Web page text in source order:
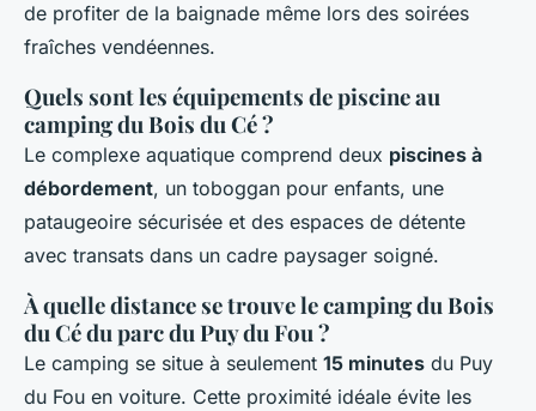
de profiter de la baignade même lors des soirées
fraîches vendéennes.
Quels sont les équipements de piscine au
camping du Bois du Cé ?
Le complexe aquatique comprend deux piscines à
débordement, un toboggan pour enfants, une
pataugeoire sécurisée et des espaces de détente
avec transats dans un cadre paysager soigné.
À quelle distance se trouve le camping du Bois
du Cé du parc du Puy du Fou ?
Le camping se situe à seulement 15 minutes du Puy
du Fou en voiture. Cette proximité idéale évite les